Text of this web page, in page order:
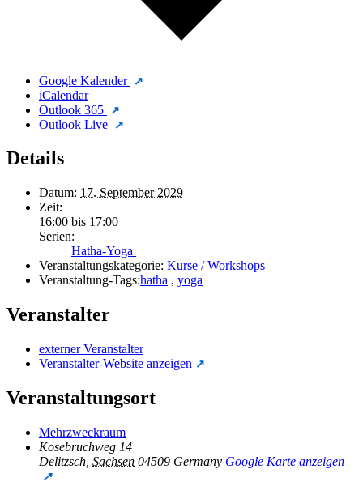
Google Kalender
iCalendar
Outlook 365
Outlook Live
Details
Datum: 17. September 2029
Zeit:
16:00 bis 17:00
Serien:
Hatha-Yoga
Veranstaltungskategorie: Kurse / Workshops
Veranstaltung-Tags:hatha , yoga
Veranstalter
externer Veranstalter
Veranstalter-Website anzeigen
Veranstaltungsort
Mehrzweckraum
Kosebruchweg 14
Delitzsch Sachsen 04509 Germany Google Karte anzeigen